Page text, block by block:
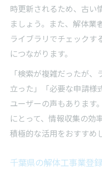
時更新されるため、古い
ましょう。また、解体業
ライブラリでチェックす
につながります。
「検索が複雑だったが
立った」「必要な申請様
ユーザーの声もあります
にとって、情報収集の効
積極的な活用をおすすめ
千葉県の解体工事業登